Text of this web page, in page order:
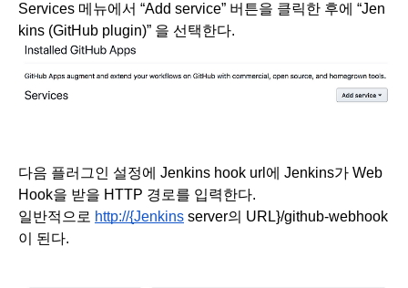
Services 메뉴에서 “Add service” 버튼을 클릭한 후에 “Jen
kins (GitHub plugin)” 을 선택한다.
다음 플러그인 설정에 Jenkins hook url에 Jenkins가 Web
Hook을 받을 HTTP 경로를 입력한다.
일반적으로 http://{Jenkins server의 URL}/github-webhook
이 된다.